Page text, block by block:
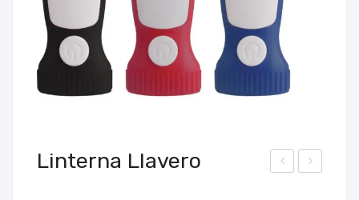
Linterna Llavero